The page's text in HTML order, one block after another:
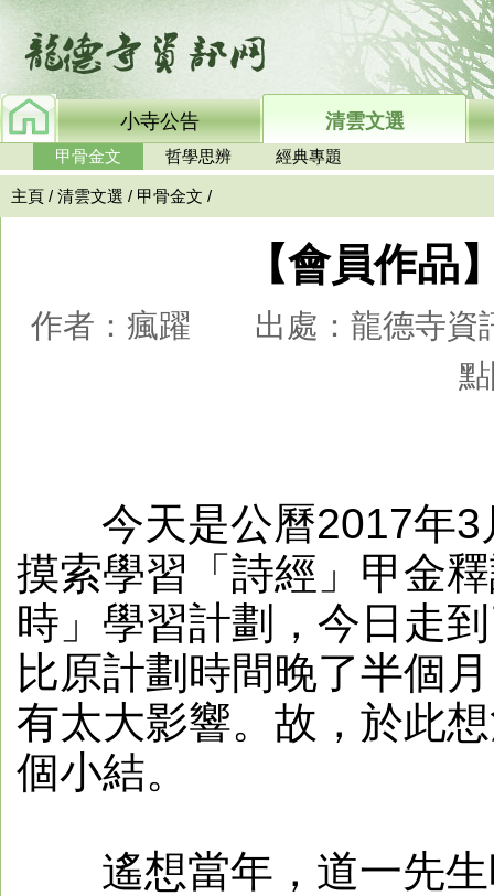
小寺公告 清雲文選
甲骨金文 哲學思辨 經典專題
主頁 / 清雲文選 / 甲骨金文 /
【會員作品
作者：瘋躍 出處：龍德寺
今天是公曆2017年3
摸索學習「詩經」甲金
時」學習計劃，今日走
比原計劃時間晚了半個
有太大影響。故，於此
個小結。
遙想當年，道一先生